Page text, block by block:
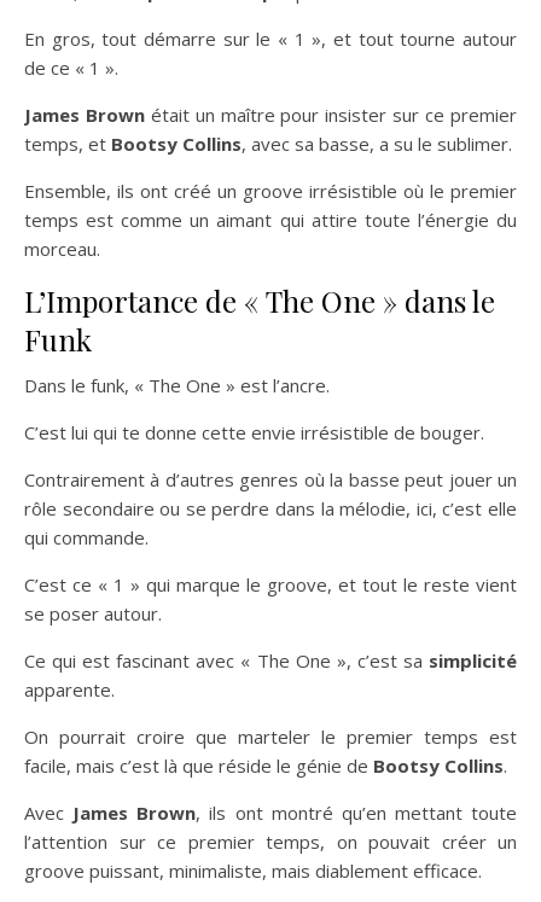
En gros, tout démarre sur le « 1 », et tout tourne autour
de ce « 1 ».
James Brownétait un maître pour insister sur ce premier
temps, et Bootsy Collins, avec sa basse, a su le sublimer.
Ensemble, ils ont créé un groove irrésistible où le premier
temps est comme un aimant qui attire toute l’énergie du
morceau.
L’Importance de « The One » dans le
Funk
Dans le funk, « The One » est l’ancre.
C’est lui qui te donne cette envie irrésistible de bouger.
Contrairement à d’autres genres où la basse peut jouer un
rôle secondaire ou se perdre dans la mélodie, ici, c’est elle
qui commande.
C’est ce « 1 » qui marque le groove, et tout le reste vient
se poser autour.
Ce qui est fascinant avec « The One », c’est sa simplicité
apparente.
On pourrait croire que marteler le premier temps est
facile, mais c’est là que réside le génie de Bootsy Collins.
Avec James Brown, ils ont montré qu’en mettant toute
l’attention sur ce premier temps, on pouvait créer un
groove puissant, minimaliste, mais diablement efficace.